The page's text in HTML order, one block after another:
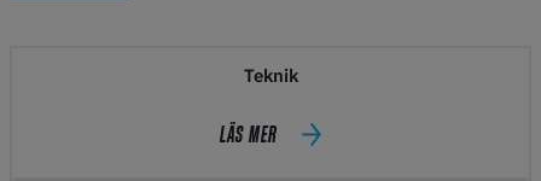
Teknik
LÄS MER